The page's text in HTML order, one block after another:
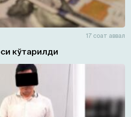
17 соат аввал
кўтарилди